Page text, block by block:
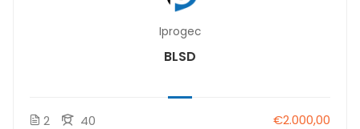
Iprogec
BLSD
2 40 €2.000,00